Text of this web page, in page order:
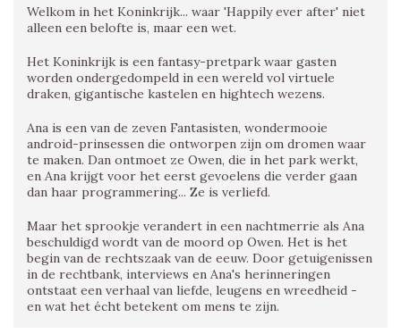
Welkom in het Koninkrijk... waar 'Happily ever after' niet
alleen een belofte is, maar een wet.
Het Koninkrijk is een fantasy-pretpark waar gasten
worden ondergedompeld in een wereld vol virtuele
draken, gigantische kastelen en hightech wezens.
Ana is een van de zeven Fantasisten, wondermooie
android-prinsessen die ontworpen zijn om dromen waar
te maken. Dan ontmoet ze Owen, die in het park werkt,
en Ana krijgt voor het eerst gevoelens die verder gaan
dan haar programmering... Ze is verliefd.
Maar het sprookje verandert in een nachtmerrie als Ana
beschuldigd wordt van de moord op Owen. Het is het
begin van de rechtszaak van de eeuw. Door getuigenissen
in de rechtbank, interviews en Ana's herinneringen
ontstaat een verhaal van liefde, leugens en wreedheid -
en wat het écht betekent om mens te zijn.